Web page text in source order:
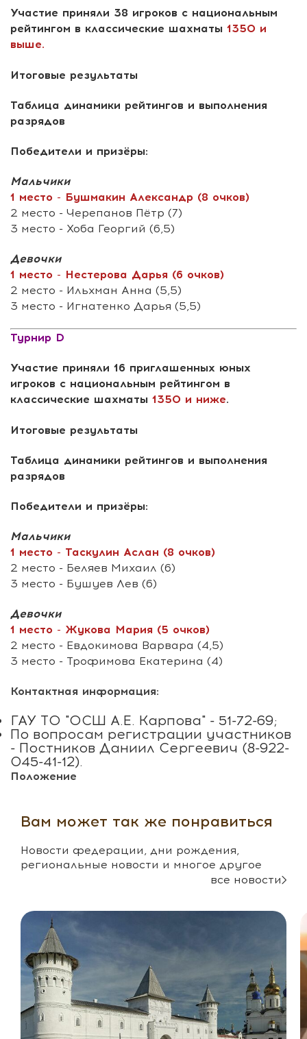
Участие приняли 38 игроков с национальным
рейтингом в классические шахматы 1350 и
выше.
Итоговые результаты
Таблица динамики рейтингов и выполнения
разрядов
Победители и призёры:
Мальчики
1 место - Бушмакин Александр (8 очков)
2 место - Черепанов Пётр (7)
3 место - Хоба Георгий (6,5)
Девочки
1 место - Нестерова Дарья (6 очков)
2 место - Ильхман Анна (5,5)
3 место - Игнатенко Дарья (5,5)
Турнир D
Участие приняли 16 приглашенных юных
игроков с национальным рейтингом в
классические шахматы 1350 и ниже.
Итоговые результаты
Таблица динамики рейтингов и выполнения
разрядов
Победители и призёры:
Мальчики
1 место - Таскулин Аслан (8 очков)
2 место - Беляев Михаил (6)
3 место - Бушуев Лев (6)
Девочки
1 место - Жукова Мария (5 очков)
2 место - Евдокимова Варвара (4,5)
3 место - Трофимова Екатерина (4)
Контактная информация:
ГАУ ТО "ОСШ А.Е. Карпова" - 51-72-69;
По вопросам регистрации участников
- Постников Даниил Сергеевич (8-922-
045-41-12).
Положение
Вам может так же понравиться
Новости федерации, дни рождения,
региональные новости и многое другое
все новости